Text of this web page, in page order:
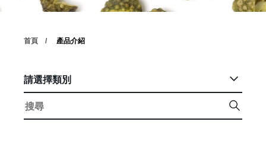
首頁 產品介紹
請選擇類別